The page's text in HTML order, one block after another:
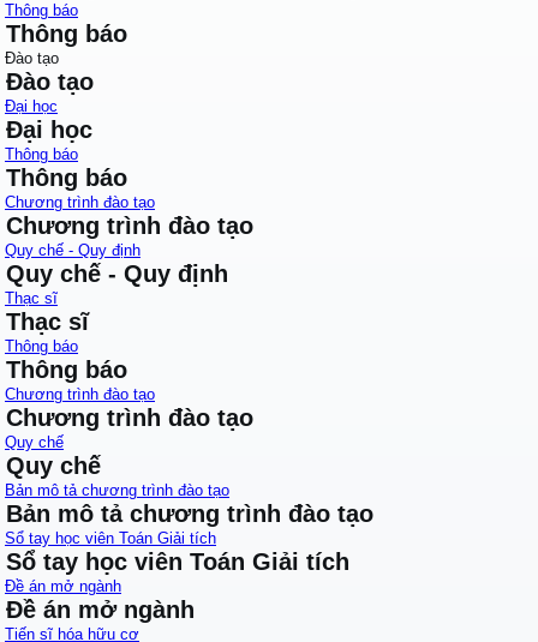
Thông báo
Thông báo
Đào tạo
Đào tạo
Đại học
Đại học
Thông báo
Thông báo
Chương trình đào tạo
Chương trình đào tạo
Quy chế - Quy định
Quy chế - Quy định
Thạc sĩ
Thạc sĩ
Thông báo
Thông báo
Chương trình đào tạo
Chương trình đào tạo
Quy chế
Quy chế
Bản mô tả chương trình đào tạo
Bản mô tả chương trình đào tạo
Sổ tay học viên Toán Giải tích
Sổ tay học viên Toán Giải tích
Đề án mở ngành
Đề án mở ngành
Tiến sĩ hóa hữu cơ